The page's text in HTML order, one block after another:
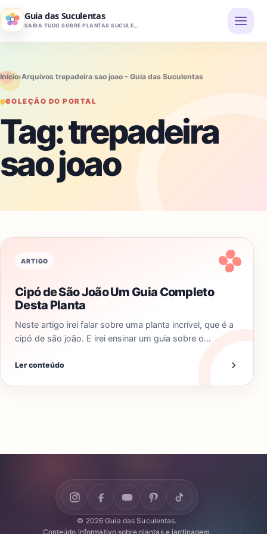
Pular para o conteúdo
Guia das Suculentas
SAIBA TUDO SOBRE PLANTAS SUCULENTAS
Início›Arquivos trepadeira sao joao - Guia das Suculentas
COLEÇÃO DO PORTAL
Tag:trepadeira
sao joao
ARTIGO
Cipó de São João Um Guia Completo
Desta Planta
Neste artigo irei falar sobre uma planta incrível, que é a
cipó de são joão. E irei ensinar um guia sobre o…
Ler conteúdo
© 2026 Guia das Suculentas.
Conteúdo informativo sobre plantas e jardinagem.